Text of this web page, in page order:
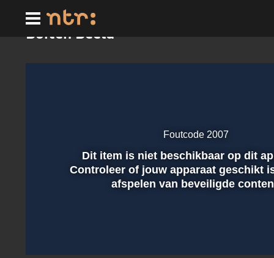
hoofdinhoud
Buiten Beeld
Afspelen
Foutcode 2007
Dit item is niet beschikbaar op dit
Controleer of jouw apparaat geschikt
afspelen van beveiligde